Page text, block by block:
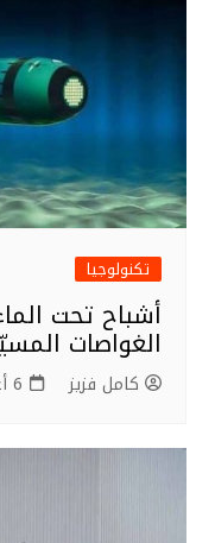
k
تكنولوجيا
أشباح تحت
الغواصات
كامل فزيز 6 أغسطس 2026